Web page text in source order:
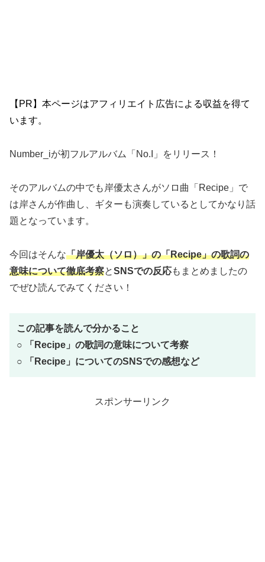
【PR】本ページはアフィリエイト広告による収益を得て
います。
Number_iが初フルアルバム「No.I」をリリース！
そのアルバムの中でも岸優太さんがソロ曲「Recipe」で
は岸さんが作曲し、ギターも演奏しているとしてかなり話
題となっています。
今回はそんな「岸優太（ソロ）」の「Recipe」の歌詞の
意味について徹底考察とSNSでの反応もまとめましたの
でぜひ読んでみてください！
この記事を読んで分かること
○
「 Recipe 」の歌詞の意味について考察
○ 「Recipe」についてのSNSでの感想など
スポンサーリンク